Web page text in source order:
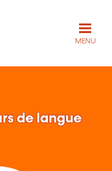
MENU
de langue